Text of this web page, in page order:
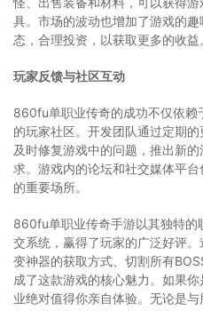
具。市场的波动也增加了游戏的
态，合理投资，以获取更多的收益
玩家反馈与社区互动
860fu单职业传奇的成功不仅依赖
的玩家社区。开发团队通过定期
及时修复游戏中的问题，推出新
求。游戏内的论坛和社交媒体平
的重要场所。
860fu单职业传奇手游以其独特的
交系统，赢得了玩家的广泛好评
变神器的获取方式、切割所有
成了这款游戏的核心魅力。如果
业绝对值得你亲自体验。无论是